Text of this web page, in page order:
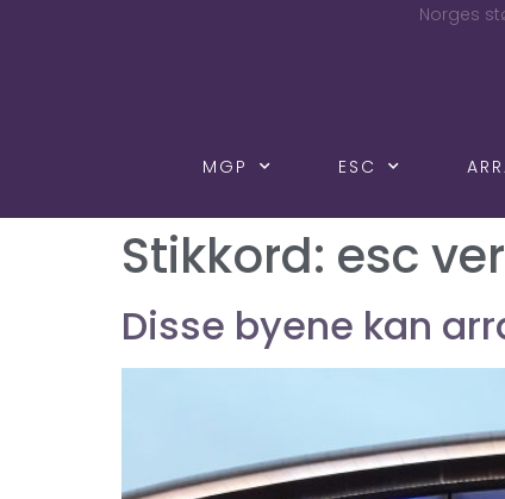
Norges
MGP ESC
Stikkord: esc
Disse byene kan